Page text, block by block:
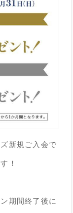
新規ご入会で
！
期間終了後に